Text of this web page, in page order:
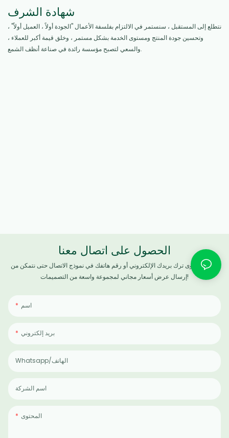
شهادة الشرف
نتطلع إلى المستقبل ، سنستمر في الالتزام بفلسفة الأعمال "الجودة أولاً ، العميل أولاً" ،
وتحسين جودة المنتج ومستوى الخدمة بشكل مستمر ، وخلق قيمة أكبر للعملاء ،
والسعي لتصبح مؤسسة رائدة في صناعة أنظف الشمع.
الحصول على اتصال معنا
ما عليك سوى ترك بريدك الإلكتروني أو رقم هاتفك في نموذج الاتصال حتى نتمكن من
إرسال عرض أسعار مجاني لمجموعة واسعة من التصميمات!
اسم
بريد إلكتروني
Whatsapp/الهاتف
اسم الشركة
المحتوى